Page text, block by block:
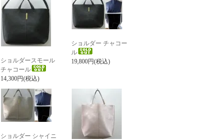
ショルダースモール
チャコール
14,300円(税込)
ショルダー チャコー
ル
19,800円(税込)
ショルダー シャイニ